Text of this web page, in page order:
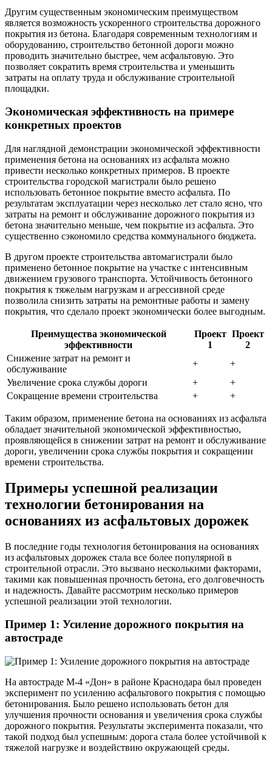
Другим существенным экономическим преимуществом
является возможность ускоренного строительства дорожного
покрытия из бетона. Благодаря современным технологиям и
оборудованию, строительство бетонной дороги можно
проводить значительно быстрее, чем асфальтовую. Это
позволяет сократить время строительства и уменьшить
затраты на оплату труда и обслуживание строительной
площадки.
Экономическая эффективность на примере
конкретных проектов
Для наглядной демонстрации экономической эффективности
применения бетона на основаниях из асфальта можно
привести несколько конкретных примеров. В проекте
строительства городской магистрали было решено
использовать бетонное покрытие вместо асфальта. По
результатам эксплуатации через несколько лет стало ясно, что
затраты на ремонт и обслуживание дорожного покрытия из
бетона значительно меньше, чем покрытие из асфальта. Это
существенно сэкономило средства коммунального бюджета.
В другом проекте строительства автомагистрали было
применено бетонное покрытие на участке с интенсивным
движением грузового транспорта. Устойчивость бетонного
покрытия к тяжелым нагрузкам и агрессивной среде
позволила снизить затраты на ремонтные работы и замену
покрытия, что сделало проект экономически более выгодным.
Преимущества экономической
эффективности
Проект
1
Проект
2
Снижение затрат на ремонт и
обслуживание
+
+
Увеличение срока службы дороги
+
+
Сокращение времени строительства
+ +
Таким образом, применение бетона на основаниях из асфальта
обладает значительной экономической эффективностью,
проявляющейся в снижении затрат на ремонт и обслуживание
дороги, увеличении срока службы покрытия и сокращении
времени строительства.
Примеры успешной реализации
технологии бетонирования на
основаниях из асфальтовых дорожек
В последние годы технология бетонирования на основаниях
из асфальтовых дорожек стала все более популярной в
строительной отрасли. Это вызвано несколькими факторами,
такими как повышенная прочность бетона, его долговечность
и надежность. Давайте рассмотрим несколько примеров
успешной реализации этой технологии.
Пример 1: Усиление дорожного покрытия на
автостраде
На автостраде М-4 «Дон» в районе Краснодара был проведен
эксперимент по усилению асфальтового покрытия с помощью
бетонирования. Было решено использовать бетон для
улучшения прочности основания и увеличения срока службы
дорожного покрытия. Результаты эксперимента показали, что
такой подход был успешным: дорога стала более устойчивой к
тяжелой нагрузке и воздействию окружающей среды.